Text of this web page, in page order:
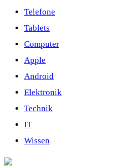
Telefone
Tablets
Computer
Apple
Android
Elektronik
Technik
IT
Wissen